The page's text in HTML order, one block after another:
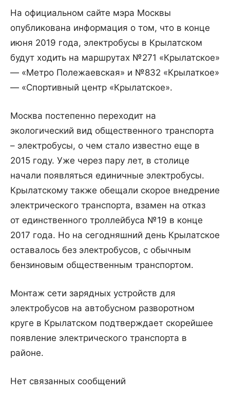
На официальном сайте мэра Москвы
опубликована информация о том, что в конце
июня 2019 года, электробусы в Крылатском
будут ходить на маршрутах №271 «Крылатское»
— «Метро Полежаевская» и №832 «Крылаткое»
— «Спортивный центр «Крылатское».
Москва постепенно переходит на
экологический вид общественного транспорта
– электробусы, о чем стало известно еще в
2015 году. Уже через пару лет, в столице
начали появляться единичные электробусы.
Крылатскому также обещали скорое внедрение
электрического транспорта, взамен на отказ
от единственного троллейбуса №19 в конце
2017 года. Но на сегодняшний день Крылатское
оставалось без электробусов, с обычным
бензиновым общественным транспортом.
Монтаж сети зарядных устройств для
электробусов на автобусном разворотном
круге в Крылатском подтверждает скорейшее
появление электрического транспорта в
районе.
Нет связанных сообщений